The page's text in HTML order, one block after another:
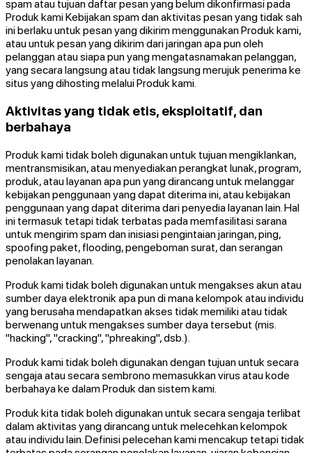
spam atau tujuan daftar pesan yang belum dikonfirmasi pada
Produk kami Kebijakan spam dan aktivitas pesan yang tidak sah
ini berlaku untuk pesan yang dikirim menggunakan Produk kami,
atau untuk pesan yang dikirim dari jaringan apa pun oleh
pelanggan atau siapa pun yang mengatasnamakan pelanggan,
yang secara langsung atau tidak langsung merujuk penerima ke
situs yang dihosting melalui Produk kami.
Aktivitas yang tidak etis, eksploitatif, dan
berbahaya
Produk kami tidak boleh digunakan untuk tujuan mengiklankan,
mentransmisikan, atau menyediakan perangkat lunak, program,
produk, atau layanan apa pun yang dirancang untuk melanggar
kebijakan penggunaan yang dapat diterima ini, atau kebijakan
penggunaan yang dapat diterima dari penyedia layanan lain. Hal
ini termasuk tetapi tidak terbatas pada memfasilitasi sarana
untuk mengirim spam dan inisiasi pengintaian jaringan, ping,
spoofing paket, flooding, pengeboman surat, dan serangan
penolakan layanan.
Produk kami tidak boleh digunakan untuk mengakses akun atau
sumber daya elektronik apa pun di mana kelompok atau individu
yang berusaha mendapatkan akses tidak memiliki atau tidak
berwenang untuk mengakses sumber daya tersebut (mis.
"hacking", "cracking", "phreaking", dsb.).
Produk kami tidak boleh digunakan dengan tujuan untuk secara
sengaja atau secara sembrono memasukkan virus atau kode
berbahaya ke dalam Produk dan sistem kami.
Produk kita tidak boleh digunakan untuk secara sengaja terlibat
dalam aktivitas yang dirancang untuk melecehkan kelompok
atau individu lain. Definisi pelecehan kami mencakup tetapi tidak